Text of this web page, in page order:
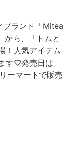
ブランド「Mitea
から、「トムと
！人気アイテム
す♡発売日は
ーマートで販売